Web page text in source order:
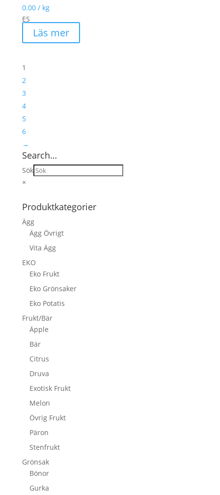
0.00/ kg
ES
Läs mer
1
2
3
4
5
6
→
Search…
Sök
×
Produktkategorier
Ägg
Ägg Övrigt
Vita Ägg
EKO
Eko Frukt
Eko Grönsaker
Eko Potatis
Frukt/Bär
Äpple
Bär
Citrus
Druva
Exotisk Frukt
Melon
Övrig Frukt
Päron
Stenfrukt
Grönsak
Bönor
Gurka